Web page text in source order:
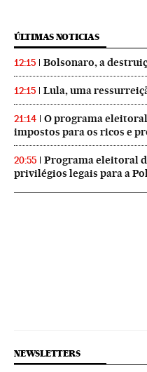
ÚLTIMAS NOTICIAS
12:15 Bolsonaro, a
12:15 Lula, uma
21:14
O programa
impostos para os ricos e
20:55
Programa eleitoral
privilégios legais para a
NEWSLETTERS